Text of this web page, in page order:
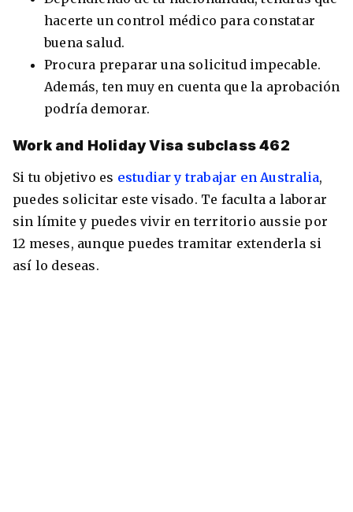
hacerte un control médico para constatar
buena salud.
Procura preparar una solicitud impecable.
Además, ten muy en cuenta que la aprobación
podría demorar.
Work and Holiday Visa subclass 462
Si tu objetivo es estudiar y trabajar en Australia,
puedes solicitar este visado. Te faculta a laborar
sin límite y puedes vivir en territorio aussie por
12 meses, aunque puedes tramitar extenderla si
así lo deseas.